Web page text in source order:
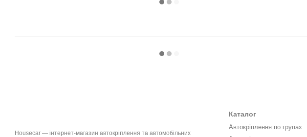
Housecar — інтернет-магазин автокріплення та автомобільних
Каталог
Автокріплення по групах